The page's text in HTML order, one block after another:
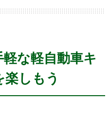
な軽自動車キ
しもう